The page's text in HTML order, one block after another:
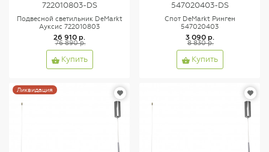
722010803-DS
Подвесной светильник DeMarkt
Ауксис 722010803
26 910 р.
76 890 р.
Купить
547020403-DS
Спот DeMarkt Ринген
547020403
3 090 р.
8 830 р.
Купить
Ликвидация